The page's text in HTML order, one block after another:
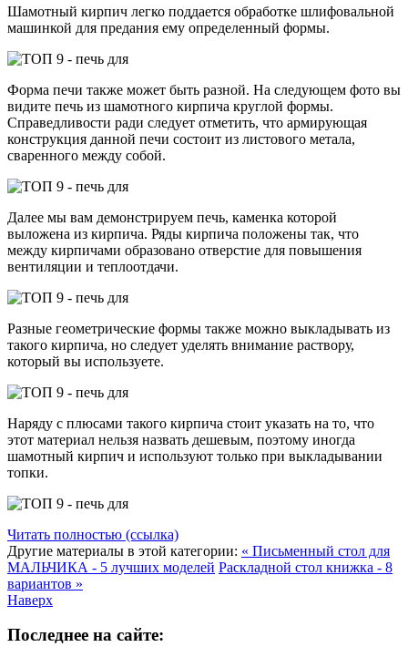
Шамотный кирпич легко поддается обработке шлифовальной
машинкой для предания ему определенный формы.
Форма печи также может быть разной. На следующем фото вы
видите печь из шамотного кирпича круглой формы.
Справедливости ради следует отметить, что армирующая
конструкция данной печи состоит из листового метала,
сваренного между собой.
Далее мы вам демонстрируем печь, каменка которой
выложена из кирпича. Ряды кирпича положены так, что
между кирпичами образовано отверстие для повышения
вентиляции и теплоотдачи.
Разные геометрические формы также можно выкладывать из
такого кирпича, но следует уделять внимание раствору,
который вы используете.
Наряду с плюсами такого кирпича стоит указать на то, что
этот материал нельзя назвать дешевым, поэтому иногда
шамотный кирпич и используют только при выкладывании
топки.
Читать полностью (ссылка)
Другие материалы в этой категории: « Письменный стол для
МАЛЬЧИКА - 5 лучших моделей Раскладной стол книжка - 8
вариантов »
Наверх
Последнее на сайте: